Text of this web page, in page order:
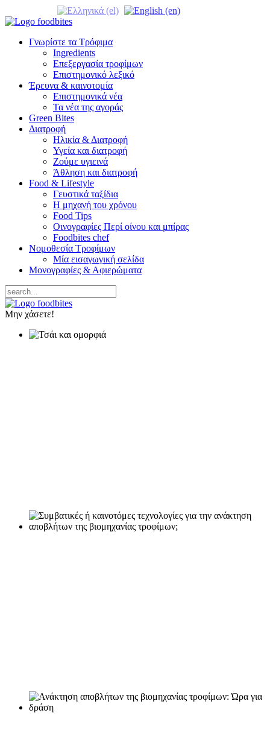
Γνωρίστε τα Τρόφιμα
Ingredients
Επεξεργασία τροφίμων
Επιστημονικό λεξικό
Έρευνα & καινοτομία
Επιστημονικά νέα
Τα νέα της αγοράς
Green Bites
Διατροφή
Ηλικία & Διατροφή
Υγεία και διατροφή
Ζούμε υγιεινά
Άθληση και διατροφή
Food & Lifestyle
Γευστικά ταξίδια
Η μηχανή του χρόνου
Food Tips
Οινογραφίες Περί οίνου και μπίρας
Foodbites chef
Νομοθεσία Τροφίμων
Μία εισαγωγική σελίδα
Μονογραφίες & Αφιερώματα
Μην χάσετε!